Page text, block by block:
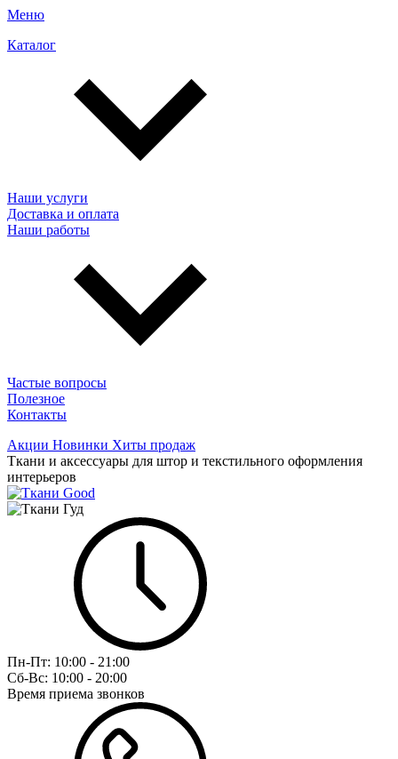
Меню
Каталог
Наши услуги
Доставка и оплата
Наши работы
Частые вопросы
Полезное
Контакты
Акции Новинки Хиты продаж
Ткани и аксессуары для штор и текстильного оформления
интерьеров
Пн-Пт: 10:00 - 21:00
Сб-Вс: 10:00 - 20:00
Время приема звонков